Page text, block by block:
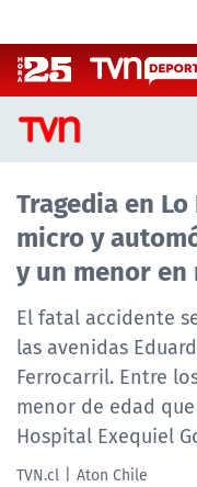
CASTING
CASTING TVN
TVN VERTICAL
TVN PLAY
PROGRAMAS
TELESERIES
Tragedia en
micro y
y un menor
El fatal accidente
las avenidas
Ferrocarril. Entre
menor de edad
Hospital Exequiel
TVN.cl Aton Chile